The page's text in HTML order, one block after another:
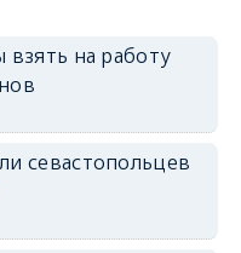
взять на работу
севастопольцев